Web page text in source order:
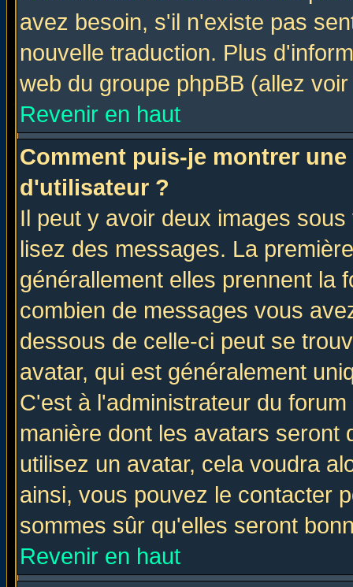
avez besoin, s'il n'existe pas
nouvelle traduction. Plus
web du groupe phpBB (allez
Revenir en haut
Comment puis-je montrer
d'utilisateur ?
Il peut y avoir deux images
lisez des messages. La
générallement elles prennent la
combien de messages vous
dessous de celle-ci peut se
avatar, qui est généralement
C'est à l'administrateur du
manière dont les avatars seront
utilisez un avatar, cela voudra
ainsi, vous pouvez le contacter
sommes sûr qu'elles seront
Revenir en haut